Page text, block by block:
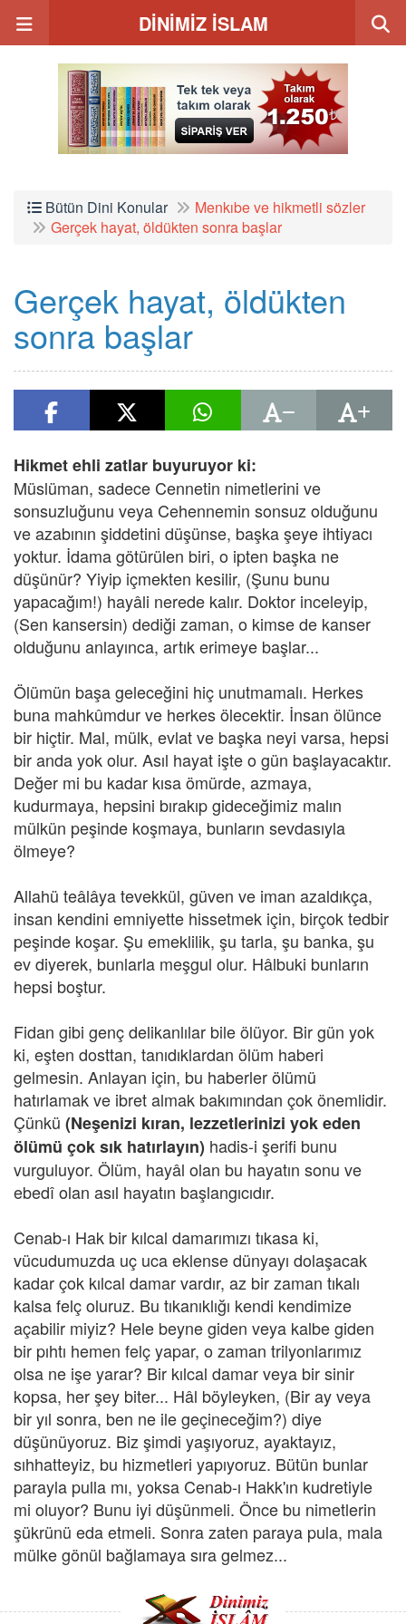
DİNİMİZ İSLAM
Bütün Dini Konular
Menkıbe ve hikmetli sözler
Gerçek hayat, öldükten sonra başlar
Gerçek hayat, öldükten
sonra başlar
Hikmet ehli zatlar buyuruyor ki:
Müslüman, sadece Cennetin nimetlerini ve
sonsuzluğunu veya Cehennemin sonsuz olduğunu
ve azabının şiddetini düşünse, başka şeye ihtiyacı
yoktur. İdama götürülen biri, o ipten başka ne
düşünür? Yiyip içmekten kesilir, (Şunu bunu
yapacağım!) hayâli nerede kalır. Doktor inceleyip,
(Sen kansersin) dediği zaman, o kimse de kanser
olduğunu anlayınca, artık erimeye başlar...
Ölümün başa geleceğini hiç unutmamalı. Herkes
buna mahkûmdur ve herkes ölecektir. İnsan ölünce
bir hiçtir. Mal, mülk, evlat ve başka neyi varsa, hepsi
bir anda yok olur. Asıl hayat işte o gün başlayacaktır.
Değer mi bu kadar kısa ömürde, azmaya,
kudurmaya, hepsini bırakıp gideceğimiz malın
mülkün peşinde koşmaya, bunların sevdasıyla
ölmeye?
Allahü teâlâya tevekkül, güven ve iman azaldıkça,
insan kendini emniyette hissetmek için, birçok tedbir
peşinde koşar. Şu emeklilik, şu tarla, şu banka, şu
ev diyerek, bunlarla meşgul olur. Hâlbuki bunların
hepsi boştur.
Fidan gibi genç delikanlılar bile ölüyor. Bir gün yok
ki, eşten dosttan, tanıdıklardan ölüm haberi
gelmesin. Anlayan için, bu haberler ölümü
hatırlamak ve ibret almak bakımından çok önemlidir.
Çünkü (Neşenizi kıran, lezzetlerinizi yok eden
ölümü çok sık hatırlayın) hadis-i şerifi bunu
vurguluyor. Ölüm, hayâl olan bu hayatın sonu ve
ebedî olan asıl hayatın başlangıcıdır.
Cenab-ı Hak bir kılcal damarımızı tıkasa ki,
vücudumuzda uç uca eklense dünyayı dolaşacak
kadar çok kılcal damar vardır, az bir zaman tıkalı
kalsa felç oluruz. Bu tıkanıklığı kendi kendimize
açabilir miyiz? Hele beyne giden veya kalbe giden
bir pıhtı hemen felç yapar, o zaman trilyonlarımız
olsa ne işe yarar? Bir kılcal damar veya bir sinir
kopsa, her şey biter... Hâl böyleyken, (Bir ay veya
bir yıl sonra, ben ne ile geçineceğim?) diye
düşünüyoruz. Biz şimdi yaşıyoruz, ayaktayız,
sıhhatteyiz, bu hizmetleri yapıyoruz. Bütün bunlar
parayla pulla mı, yoksa Cenab-ı Hakk'ın kudretiyle
mi oluyor? Bunu iyi düşünmeli. Önce bu nimetlerin
şükrünü eda etmeli. Sonra zaten paraya pula, mala
mülke gönül bağlamaya sıra gelmez...